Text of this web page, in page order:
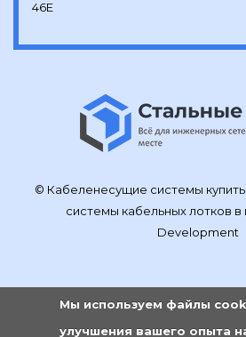
46Е
© Кабеленесущие системы
системы кабельных лотков в
Development
Мы используем файлы
улучшения вашего опыта